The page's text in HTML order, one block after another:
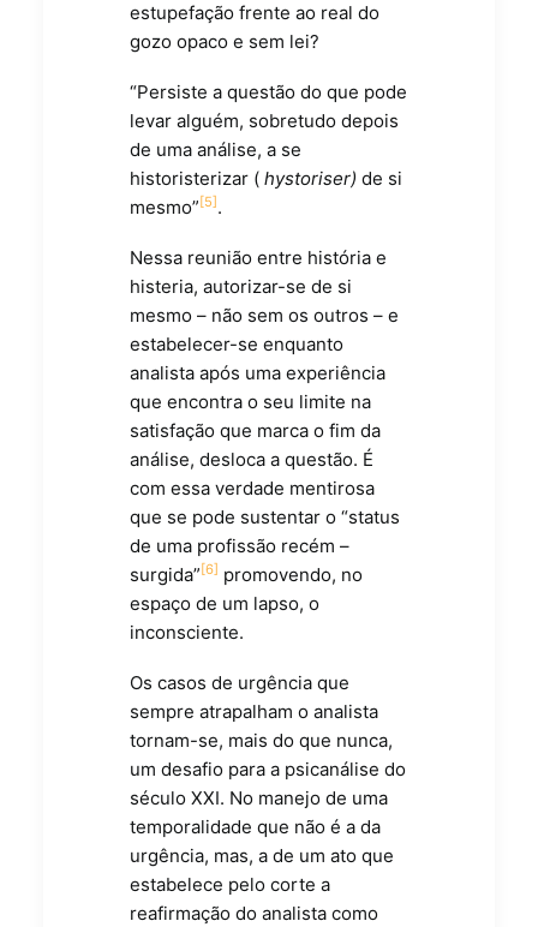
estupefação frente ao real do
gozo opaco e sem lei?
“Persiste a questão do que pode
levar alguém, sobretudo depois
de uma análise, a se
historisterizar ( hystoriser) de si
mesmo” [5] .
Nessa reunião entre história e
histeria, autorizar-se de si
mesmo – não sem os outros – e
estabelecer-se enquanto
analista após uma experiência
que encontra o seu limite na
satisfação que marca o fim da
análise, desloca a questão. É
com essa verdade mentirosa
que se pode sustentar o “status
de uma profissão recém –
surgida” [6] promovendo, no
espaço de um lapso, o
inconsciente.
Os casos de urgência que
sempre atrapalham o analista
tornam-se, mais do que nunca,
um desafio para a psicanálise do
século XXI. No manejo de uma
temporalidade que não é a da
urgência, mas, a de um ato que
estabelece pelo corte a
reafirmação do analista como